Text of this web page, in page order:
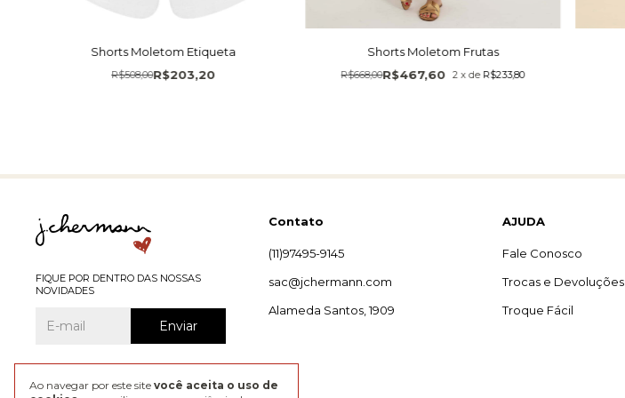
Ao navegar por este site você aceita o uso de
Shorts Moletom Etiqueta
R$203,20
R$508,00
Shorts Moletom Frutas
R$467,60
R$668,00 2 xde R$233,80
FIQUE POR DENTRO DAS NOSSAS
NOVIDADES
Contato
(11)97495-9145
sac@jchermann.com
Alameda Santos, 1909
AJUDA
Fale Conosco
Trocas e Devoluções
Troque Fácil